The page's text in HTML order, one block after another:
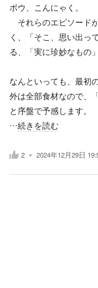
ボウ、こんにゃく。
それらのエピソード
く、「そこ、思い出っ
る、「実に珍妙なもの」
なんといっても、最初
外は全部食材なので、
と序盤で予感します。
…続きを読む
2 2024年12月29日